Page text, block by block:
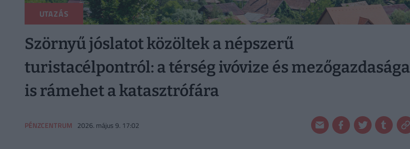
UTAZÁS
Szörnyű jóslatot közöltek a népszerű
turistacélpontról: a térség ivóvize és mezőgazdasága
is rámehet a katasztrófára
PÉNZCENTRUM 2026. május 9. 17:02